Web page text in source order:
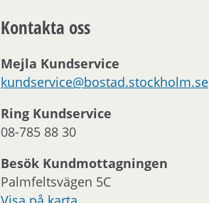
Kontakta oss
Mejla Kundservice
kundservice@bostad.stockholm.se
Ring Kundservice
08-785 88 30
Besök Kundmottagningen
Palmfeltsvägen 5C